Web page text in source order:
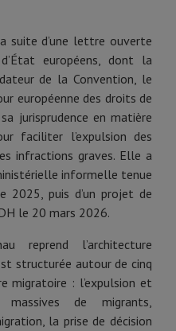
suite d’une lettre ouverte
européens, dont la
de la Convention, le
européenne des droits de
jurisprudence en matière
faciliter l’expulsion des
infractions graves. Elle a
informelle tenue
2025, puis d’un projet de
le 20 mars 2026.
reprend l’architecture
structurée autour de cinq
migratoire : l’expulsion et
massives de migrants,
la prise de décision